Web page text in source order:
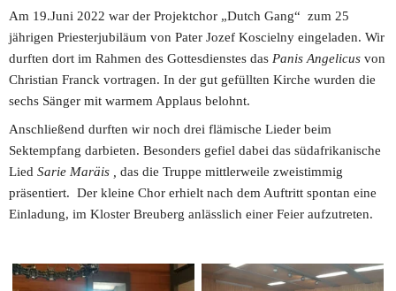
Am 19.Juni 2022 war der Projektchor „Dutch Gang“  zum 25
jährigen Priesterjubiläum von Pater Jozef Koscielny eingeladen. Wir
durften dort im Rahmen des Gottesdienstes das Panis Angelicus von
Christian Franck vortragen. In der gut gefüllten Kirche wurden die
sechs Sänger mit warmem Applaus belohnt.
Anschließend durften wir noch drei flämische Lieder beim
Sektempfang darbieten. Besonders gefiel dabei das südafrikanische
Lied Sarie Maräis , das die Truppe mittlerweile zweistimmig
präsentiert.  Der kleine Chor erhielt nach dem Auftritt spontan eine
Einladung, im Kloster Breuberg anlässlich einer Feier aufzutreten.